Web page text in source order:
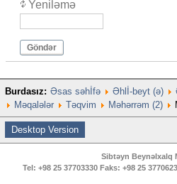
Yeniləmə
Göndər
Burdasız: Əsas səhİfə Əhlİ-beyt (ə)
Məqalələr
Təqvim Məhərrəm (2)
Desktop Version
Sibtəyn Beynəlxalq
Tel: +98 25 37703330 Faks: +98 25